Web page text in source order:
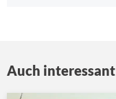
Auch interessant